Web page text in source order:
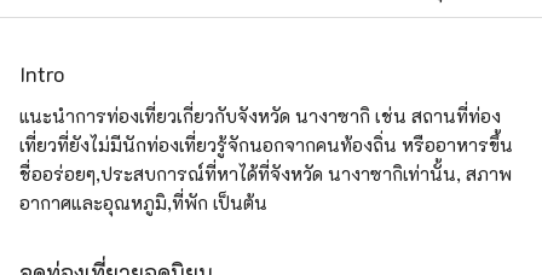
Intro
แนะนำการท่องเที่ยวเกี่ยวกับจังหวัด นางาซากิ เช่น สถานที่ท่อง
เที่ยวที่ยังไม่มีนักท่องเที่ยวรู้จักนอกจากคนท้องถิ่น หรืออาหารขึ้น
ชื่ออร่อยๆ,ประสบการณ์ที่หาได้ที่จังหวัด นางาซากิเท่านั้น, สภาพ
อากาศและอุณหภูมิ,ที่พัก เป็นต้น